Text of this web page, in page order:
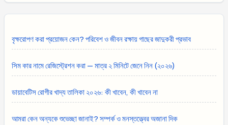
বৃক্ষরোপণ করা প্রয়োজন কেন? পরিবেশ ও জীবন রক্ষায় গাছের জাদুকরী প্রভাব
সিম কার নামে রেজিস্ট্রেশন করা — মাত্র ২ মিনিটে জেনে নিন (২০২৬)
ডায়াবেটিস রোগীর খাদ্য তালিকা ২০২৬: কী খাবেন, কী খাবেন না
আমরা কেন অন্যকে শুভেচ্ছা জানাই? সম্পর্ক ও মনস্তত্ত্বের অজানা দিক